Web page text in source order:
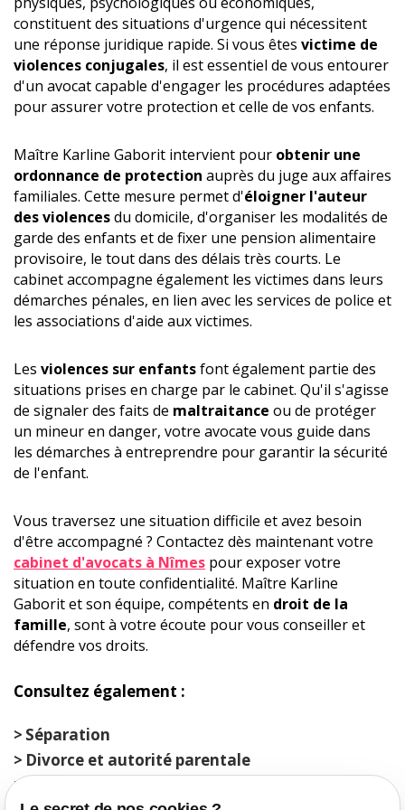
constituent des situations d'urgence qui nécessitent
une réponse juridique rapide. Si vous êtes victime de
violences conjugales, il est essentiel de vous entourer
d'un avocat capable d'engager les procédures adaptées
pour assurer votre protection et celle de vos enfants.
Maître Karline Gaborit intervient pour obtenir une
ordonnance de protection auprès du juge aux affaires
familiales. Cette mesure permet d'éloigner l'auteur
des violencesdu domicile, d'organiser les modalités de
garde des enfants et de fixer une pension alimentaire
provisoire, le tout dans des délais très courts. Le
cabinet accompagne également les victimes dans leurs
démarches pénales, en lien avec les services de police et
les associations d'aide aux victimes.
Les violences sur enfantsfont également partie des
situations prises en charge par le cabinet. Qu'il s'agisse
de signaler des faits de maltraitance ou de protéger
un mineur en danger, votre avocate vous guide dans
les démarches à entreprendre pour garantir la sécurité
de l'enfant.
Vous traversez une situation difficile et avez besoin
d'être accompagné ? Contactez dès maintenant votre
cabinet d'avocats à Nîmes pour exposer votre
situation en toute confidentialité. Maître Karline
Gaborit et son équipe, compétents en droit de la
famille, sont à votre écoute pour vous conseiller et
défendre vos droits.
Consultez également :
Séparation
Divorce et autorité parentale